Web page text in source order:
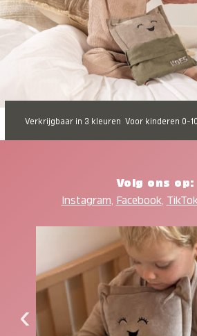
Verkrijgbaar in 3 kleuren Voor kinderen 0-
Volg ons op:
Instagram, Facebook,
‹